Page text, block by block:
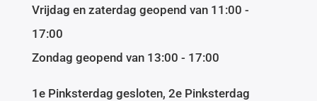
Vrijdag en zaterdag geopend van 11:00 -
17:00
Zondag geopend van 13:00 - 17:00
1e Pinksterdag gesloten, 2e Pinksterdag